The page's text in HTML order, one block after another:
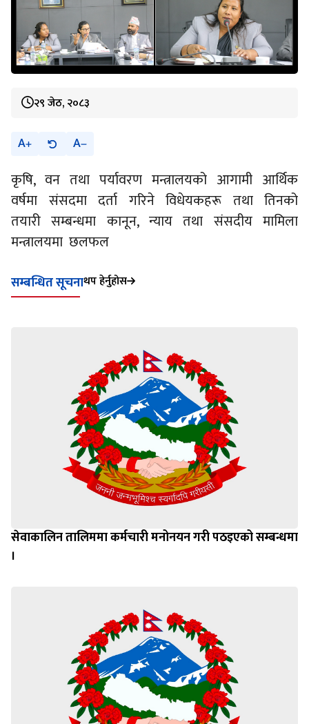
२९ जेठ, २०८३
A A
कृषि, वन तथा पर्यावरण मन्त्रालयको आगामी आर्थिक
वर्षमा संसदमा दर्ता गरिने विधेयकहरू तथा तिनको
तयारी सम्बन्धमा कानून, न्याय तथा संसदीय मामिला
मन्त्रालयमा छलफल
सम्बन्धित सूचनाथप हेर्नुहोस
सेवाकालिन तालिममा कर्मचारी मनोनयन गरी पठइएको सम्बन्धमा
।